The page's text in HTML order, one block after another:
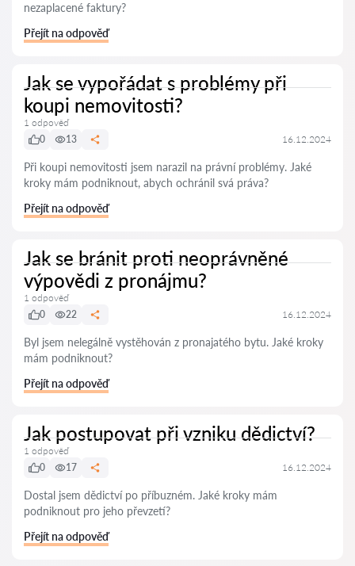
nezaplacené faktury?
Přejít na odpověď
Jak se vypořádat s problémy při
koupi nemovitosti?
1 odpověď
0
13 16.12.2024
Při koupi nemovitosti jsem narazil na právní problémy. Jaké
kroky mám podniknout, abych ochránil svá práva?
Přejít na odpověď
Jak se bránit proti neoprávněné
výpovědi z pronájmu?
1 odpověď
0
22 16.12.2024
Byl jsem nelegálně vystěhován z pronajatého bytu. Jaké kroky
mám podniknout?
Přejít na odpověď
Jak postupovat při vzniku dědictví?
1 odpověď
0
17 16.12.2024
Dostal jsem dědictví po příbuzném. Jaké kroky mám
podniknout pro jeho převzetí?
Přejít na odpověď